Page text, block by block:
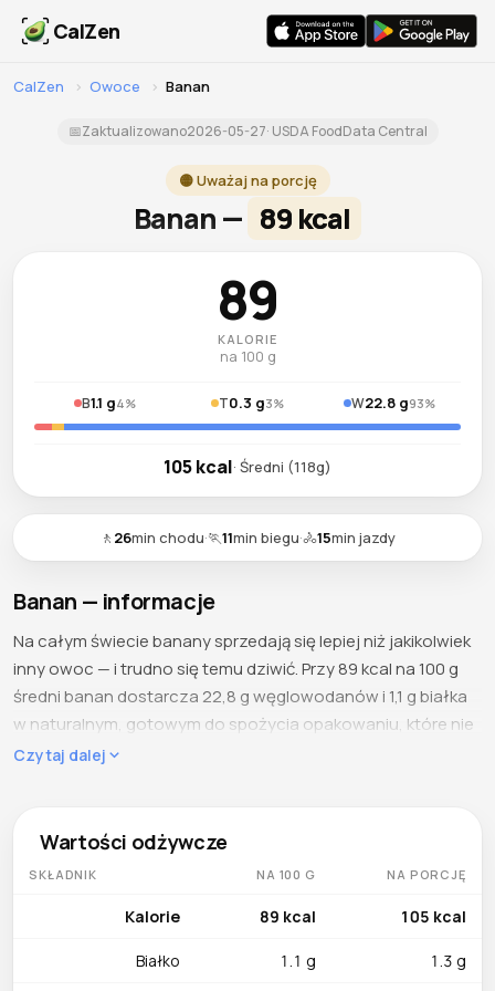
CalZen
CalZen › Owoce › Banan
📅Zaktualizowano2026-05-27· USDA FoodData Central
🟡 Uważaj na porcję
Banan — 89 kcal
89
KALORIE
na 100 g
B1.1 g4% T0.3 g3% W22.8 g93%
105 kcal· Średni (118g)
🚶 26min chodu·🏃11min biegu·🚴15min jazdy
Banan — informacje
Na całym świecie banany sprzedają się lepiej niż jakikolwiek
inny owoc — i trudno się temu dziwić. Przy 89 kcal na 100 g
średni banan dostarcza 22,8 g węglowodanów i 1,1 g białka
w naturalnym, gotowym do spożycia opakowaniu, które nie
wymaga mycia, krojenia ani lodówki. 12,2 g cukru towarzyszy
dającą energię na kilkukilometrowy bieg. Zaledwie 0,3 g
wody na 100 g sprawia, że banan nawadnia skuteczniej, niż
większość osób podejrzewa.
Czytaj dalej
Wartości odżywcze
SKŁADNIK NA 100 G NA PORCJĘ
Kalorie 89 kcal 105 kcal
Białko 1.1 g 1.3 g